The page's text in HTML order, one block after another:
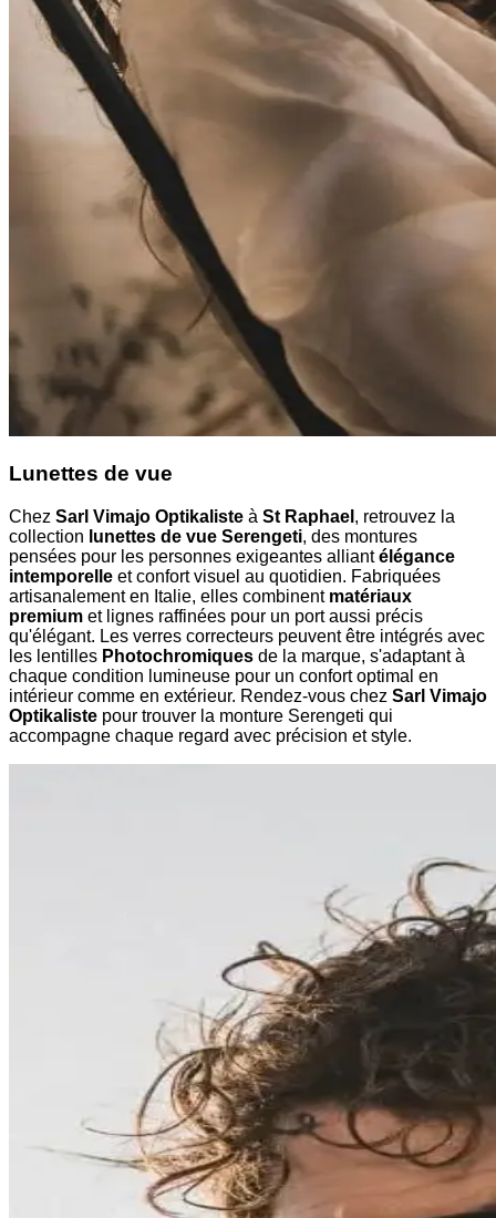
Lunettes de vue
Chez Sarl Vimajo Optikaliste à St Raphael , retrouvez la
collection lunettes de vue Serengeti, des montures
pensées pour les personnes exigeantes alliantélégance
intemporelle et confort visuel au quotidien. Fabriquées
artisanalement en Italie, elles combinent matériaux
premium et lignes raffinées pour un port aussi précis
qu'élégant. Les verres correcteurs peuvent être intégrés avec
les lentilles Photochromiques de la marque, s'adaptant à
chaque condition lumineuse pour un confort optimal en
intérieur comme en extérieur. Rendez-vous chez Sarl Vimajo
Optikaliste pour trouver la monture Serengeti qui
accompagne chaque regard avec précision et style.